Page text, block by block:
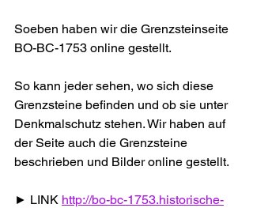
Soeben haben wir die Grenzsteinseite
BO-BC-1753 online gestellt.
So kann jeder sehen, wo sich diese
Grenzsteine befinden und ob sie unter
Denkmalschutz stehen. Wir haben auf
der Seite auch die Grenzsteine
beschrieben und Bilder online gestellt.
► LINK http://bo-bc-1753.historische-